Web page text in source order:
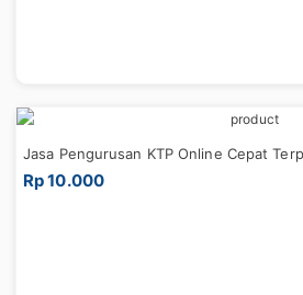
Jasa Pengurusan KTP Online Cepat
Rp 10.000